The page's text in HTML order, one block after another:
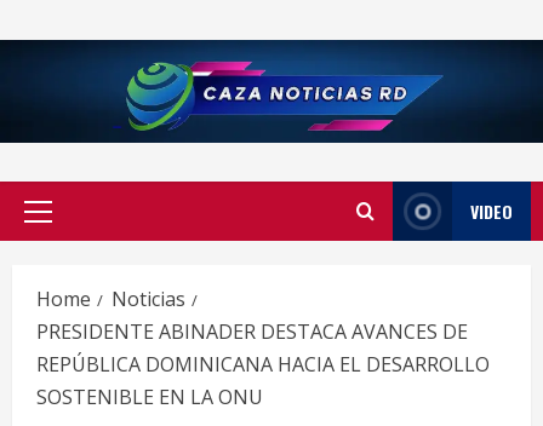
to
Primary
VIDEO
Home
Noticias
PRESIDENTE ABINADER DESTACA AVANCES DE
REPÚBLICA DOMINICANA HACIA EL DESARROLLO
SOSTENIBLE EN LA ONU